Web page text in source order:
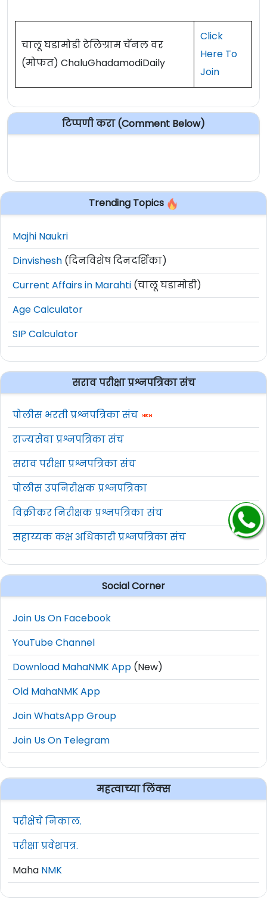
चालू घडामोडी टेलिग्राम चॅनल वर
(मोफत) ChaluGhadamodiDaily
Click
Here To
Join
टिप्पणी करा (Comment Below)
Trending Topics
Majhi Naukri
Dinvishesh (दिनविशेष दिनदर्शिका)
Current Affairs in Marahti (चालू घडामोडी)
Age Calculator
SIP Calculator
सराव परीक्षा प्रश्नपत्रिका संच
पोलीस भरती प्रश्नपत्रिका संच
राज्यसेवा प्रश्नपत्रिका संच
सराव परीक्षा प्रश्नपत्रिका संच
पोलीस उपनिरीक्षक प्रश्नपत्रिका
विक्रीकर निरीक्षक प्रश्नपत्रिका संच
सहाय्यक कक्ष अधिकारी प्रश्नपत्रिका संच
Social Corner
Join Us On Facebook
YouTube Channel
Download MahaNMK App (New)
Old MahaNMK App
Join WhatsApp Group
Join Us On Telegram
महत्वाच्या लिंक्स
परीक्षेचे निकाल.
परीक्षा प्रवेशपत्र.
Maha NMK